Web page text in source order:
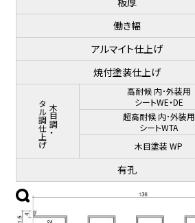
働き幅
アルマイト仕上げ
焼付塗装仕上げ
木目調・
メタル調仕上げ
高耐候 内･外装用
シートWE・DE
超高耐候 内･外装用
シートWTA
木目塗装 WP
有孔